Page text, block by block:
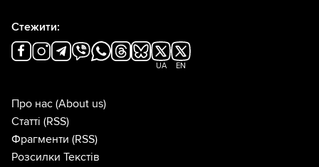
Стежити:
UA EN
Про нас (About us)
Статті (RSS)
Фрагменти (RSS)
Розсилки Текстів